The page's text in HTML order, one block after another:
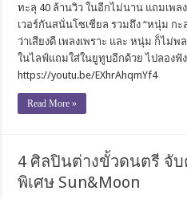
ทะลุ 40 ล้านวิว ในอีกไม่นาน แถมเพล
เวอร์กันสนั่นโซเชียล รวมถึง “หนุ่ม ก
ว่าเสียงดี เพลงเพราะ และ หนุ่ม ก็ไม่พ
ในไลฟ์แถมใส่ในยูทูบอีกด้วย ไปลองฟั
https://youtu.be/EXhrAhqmYf4
Read More »
4 ศิลปินต่างขั้วดนตรี จับ
พิเศษ Sun&Moon